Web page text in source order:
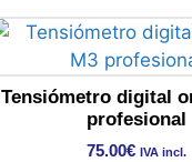
Tensiómetro digital
profesional
75.00€ IVA incl.